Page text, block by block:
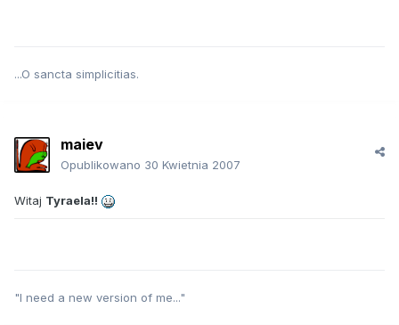
...O sancta simplicitias.
maiev
Opublikowano 30 Kwietnia 2007
Witaj Tyraela!!
"I need a new version of me..."